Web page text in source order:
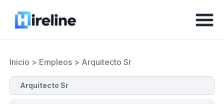
Inicio > Empleos> Arquitecto Sr